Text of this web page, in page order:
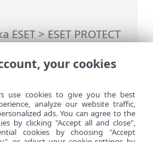
ESET>ESET PROTECT
your cookies
use cookies to give you the best
analyze our website traffic,
ads. You can agree to the
by clicking "Accept all and close",
cookies by choosing "Accept